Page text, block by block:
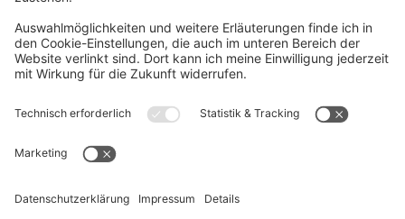
Rund um die Prüfung
Datenschutzerklärung
Widerrufsrecht
Versandinformationen
Erklärung zur Barrierefreiheit